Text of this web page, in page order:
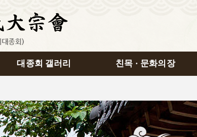
대종회 갤러리 친목 · 문화의장